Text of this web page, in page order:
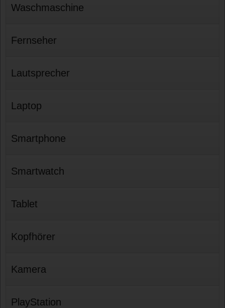
Waschmaschine
Fernseher
Lautsprecher
Laptop
Smartphone
Smartwatch
Tablet
Kopfhörer
Kamera
PlayStation